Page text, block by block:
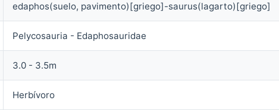
edaphos(suelo, pavimento)[griego]-saurus(lagarto)[griego]
Pelycosauria - Edaphosauridae
3.0 - 3.5m
Herbívoro